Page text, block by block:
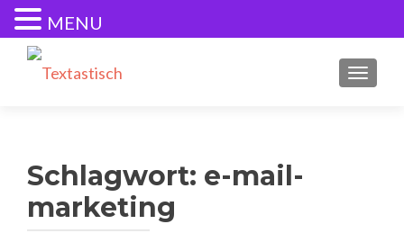
Schlagwort: e-mail-
marketing
MENU